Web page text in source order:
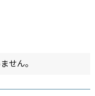
せん。